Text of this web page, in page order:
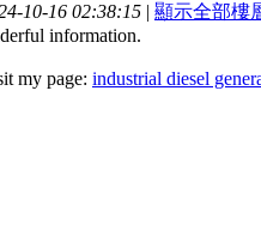
10-16 02:38:15 | 顯示全部樓
information.
my page: industrial diesel